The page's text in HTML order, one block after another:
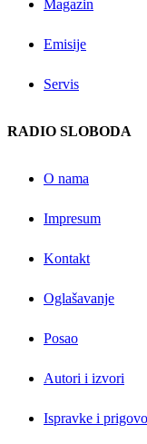
Magazin
Emisije
Servis
RADIO SLOBODA
O nama
Impresum
Kontakt
Oglašavanje
Posao
Autori i izvori
Ispravke i